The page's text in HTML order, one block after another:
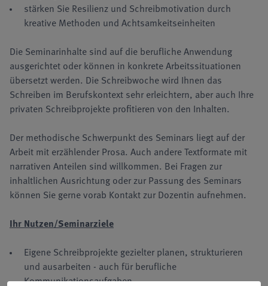
stärken Sie Resilienz und Schreibmotivation durch
kreative Methoden und Achtsamkeitseinheiten
Die Seminarinhalte sind auf die berufliche Anwendung
ausgerichtet oder können in konkrete Arbeitssituationen
übersetzt werden. Die Schreibwoche wird Ihnen das
Schreiben im Berufskontext sehr erleichtern, aber auch Ihre
privaten Schreibprojekte profitieren von den Inhalten.
Der methodische Schwerpunkt des Seminars liegt auf der
Arbeit mit erzählender Prosa. Auch andere Textformate mit
narrativen Anteilen sind willkommen. Bei Fragen zur
inhaltlichen Ausrichtung oder zur Passung des Seminars
können Sie gerne vorab Kontakt zur Dozentin aufnehmen.
Ihr Nutzen/Seminarziele
Eigene Schreibprojekte gezielter planen, strukturieren
und ausarbeiten - auch für berufliche
Kommunikationsaufgaben